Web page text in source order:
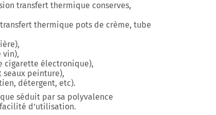
transfert thermique conserves,
thermique pots de crème, tube
vin),
cigarette électronique),
seaux peinture),
détergent, etc).
séduit par sa polyvalence
d’utilisation.